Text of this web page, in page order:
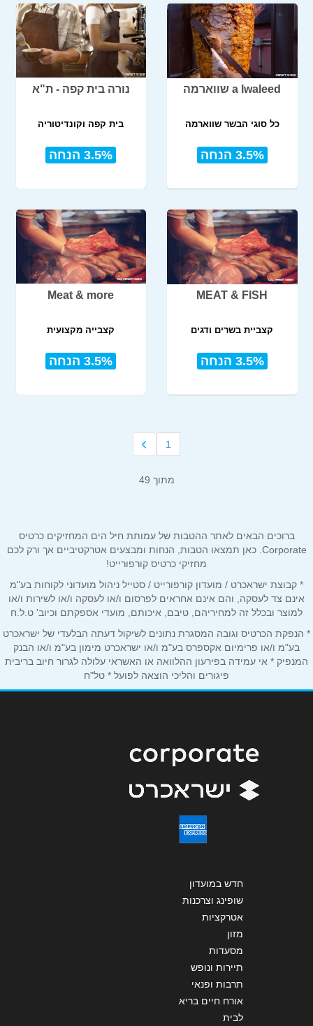
a lwaleed שווארמה
כל סוגי הבשר שווארמה
3.5% הנחה
נורה בית קפה - ת"א
בית קפה וקונדיטוריה
3.5% הנחה
MEAT & FISH
קצביית בשרים ודגים
3.5% הנחה
Meat & more
קצבייה מקצועית
3.5% הנחה
1
מתוך 49
ברוכים הבאים לאתר ההטבות של עמותת חיל הים המחזיקים כרטיס
Corporate. כאן תמצאו הטבות, הנחות ומבצעים אטרקטיביים אך ורק לכם
מחזיקי כרטיס קורפורייט!
* קבוצת ישראכרט / מועדון קורפורייט / סטייל ניהול מועדוני לקוחות בע"מ
אינם צד לעסקה, והם אינם אחראים לפרסום ו/או לעסקה ו/או לשירות ו/או
למוצר ובכלל זה למחיריהם, טיבם, איכותם, מועדי אספקתם וכיוב' ט.ל.ח
* הנפקת הכרטיס וגובה המסגרת נתונים לשיקול דעתה הבלעדי של ישראכרט
בע"מ ו/או פרימיום אקספרס בע"מ ו/או ישראכרט מימון בע"מ ו/או הבנק
המנפיק * אי עמידה בפירעון ההלוואה או האשראי עלולה לגרור חיוב בריבית
פיגורים והליכי הוצאה לפועל * טל"ח
חדש במועדון
שופינג וצרכנות
אטרקציות
מזון
מסעדות
תיירות ונופש
תרבות ופנאי
אורח חיים בריא
לבית